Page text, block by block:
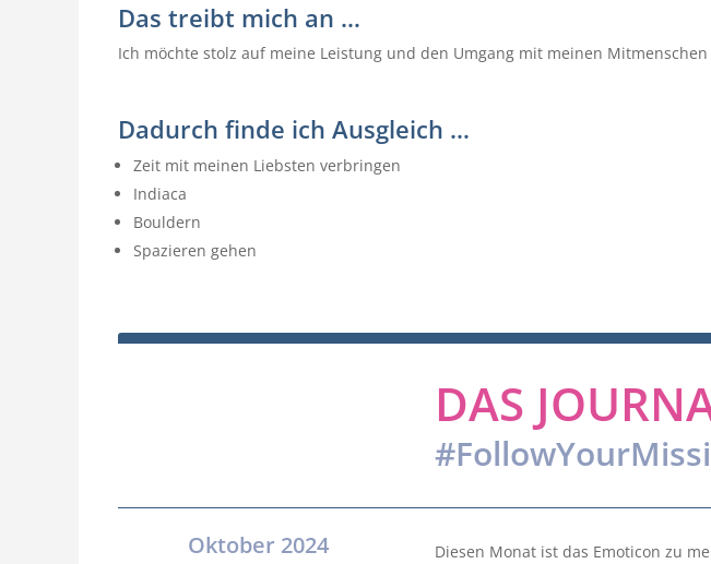
Das treibt mich an …
Ich möchte stolz auf meine Leistung und den Umgang mit meinen
Dadurch finde ich Ausgleich …
Zeit mit meinen Liebsten verbringen
Indiaca
Bouldern
Spazieren gehen
DAS
Oktober 2024
Diesen Monat ist das Emoticon zu